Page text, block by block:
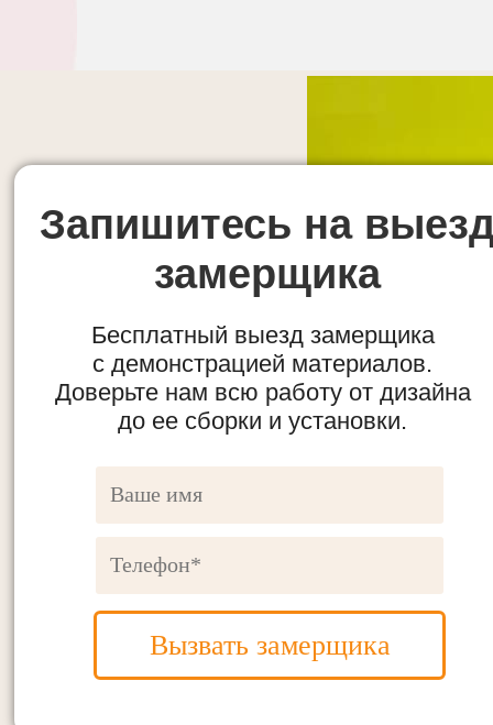
Запишитесь на
замерщика
Бесплатный выезд замерщика
с демонстрацией материалов.
Доверьте нам всю работу от дизайна
до ее сборки и установки.
Вызвать замерщика